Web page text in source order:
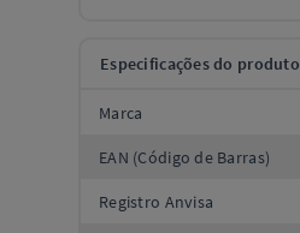
Especificações do produto
Marca
EAN (Código de Barras)
Registro Anvisa